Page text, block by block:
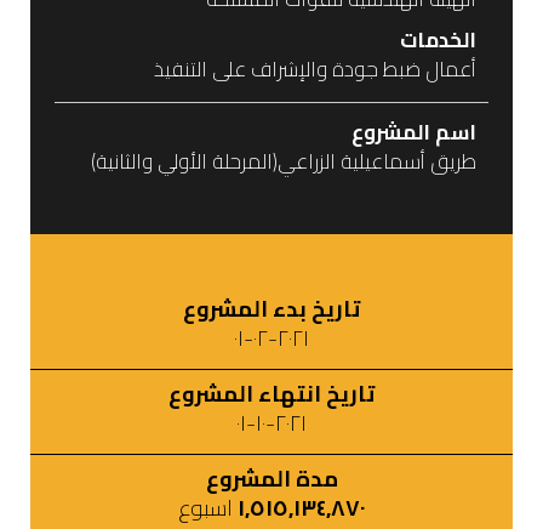
الخدمات
أعمال ضبط جودة والإشراف على التنفيذ
اسم المشروع
طريق أسماعيلية الزراعي(المرحلة الأولي والثانية)
تاريخ بدء المشروع
٢٠٢١-٠٢-٠١
تاريخ انتهاء المشروع
٢٠٢١-١٠-٠١
مدة المشروع
١,٥١٥,١٣٤,٨٧٠ اسبوع